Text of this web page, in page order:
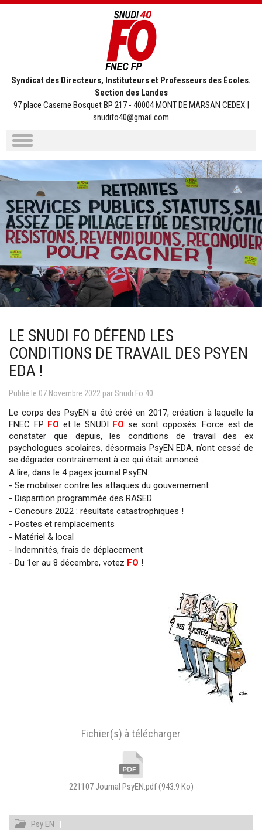
Syndicat des Directeurs, Instituteurs et Professeurs des Écoles.
Section des Landes
97 place Caserne Bosquet BP 217 - 40004 MONT DE MARSAN CEDEX |
snudifo40@gmail.com
Aller
au
contenu
LE SNUDI FO DÉFEND LES
CONDITIONS DE TRAVAIL DES PSYEN
EDA !
Publié le 07 Novembre 2022 par Snudi Fo 40
Le corps des PsyEN a été créé en 2017, création à laquelle la
FNEC FP FO et le SNUDI FO se sont opposés. Force est de
constater que depuis, les conditions de travail des ex
psychologues scolaires, désormais PsyEN EDA, n’ont cessé de
se dégrader contrairement à ce qui était annoncé...
A lire, dans le 4 pages journal PsyEN:
- Se mobiliser contre les attaques du gouvernement
- Disparition programmée des RASED
- Concours 2022 : résultats catastrophiques !
- Postes et remplacements
- Matériel & local
- Indemnités, frais de déplacement
- Du 1er au 8 décembre, votez FO !
Fichier(s) à télécharger
221107 Journal PsyEN.pdf(943.9 Ko)
Psy EN |